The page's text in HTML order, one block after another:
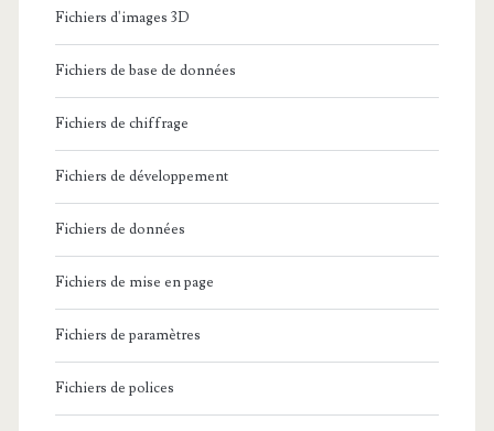
Fichiers d'images 3D
Fichiers de base de données
Fichiers de chiffrage
Fichiers de développement
Fichiers de données
Fichiers de mise en page
Fichiers de paramètres
Fichiers de polices